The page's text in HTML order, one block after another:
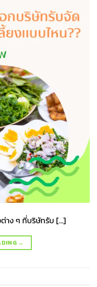
ต่าง ๆ ที่บริษัทรับ […]
→